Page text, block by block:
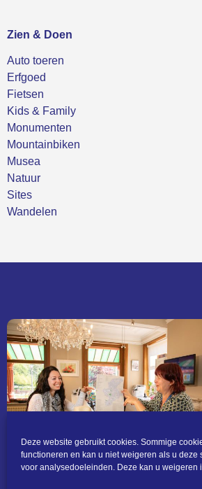
Deze website gebruikt cookies. Sommige
functioneren en kan u niet weigeren als u
voor analysedoeleinden. Deze kan u weigeren
Zien & Doen
Auto toeren
Erfgoed
Fietsen
Kids & Family
Monumenten
Mountainbiken
Musea
Natuur
Sites
Wandelen